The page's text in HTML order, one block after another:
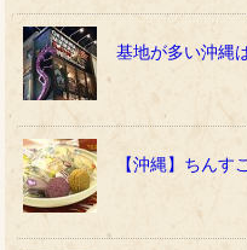
基地が多い沖縄
【沖縄】ちんす